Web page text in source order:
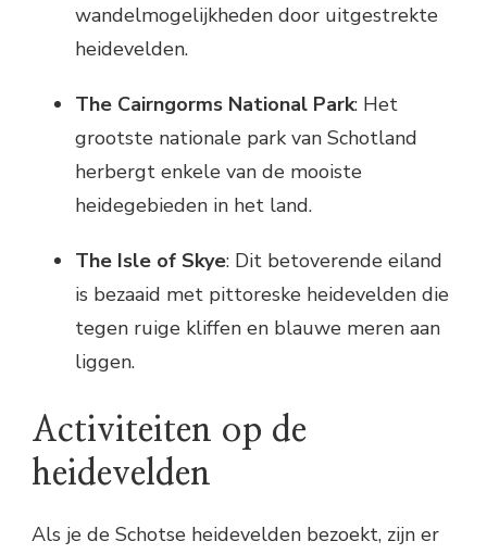
wandelmogelijkheden door uitgestrekte
heidevelden.
The Cairngorms National Park: Het
grootste nationale park van Schotland
herbergt enkele van de mooiste
heidegebieden in het land.
The Isle of Skye: Dit betoverende eiland
is bezaaid met pittoreske heidevelden die
tegen ruige kliffen en blauwe meren aan
liggen.
Activiteiten op de
heidevelden
Als je de Schotse heidevelden bezoekt, zijn er